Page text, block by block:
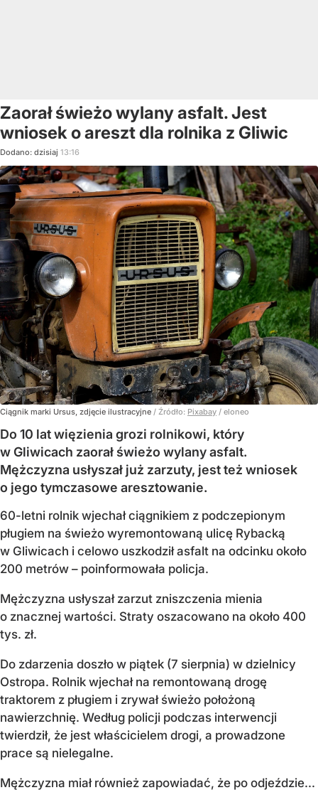
Zaorał świeżo wylany asfalt. Jest
wniosek o areszt dla rolnika z Gliwic
Dodano: dzisiaj 13:16
Ciągnik marki Ursus, zdjęcie ilustracyjne / Źródło: Pixabay / eloneo
Do 10 lat więzienia grozi rolnikowi, który
w Gliwicach zaorał świeżo wylany asfalt.
Mężczyzna usłyszał już zarzuty, jest też wniosek
o jego tymczasowe aresztowanie.
60-letni rolnik wjechał ciągnikiem z podczepionym
pługiem na świeżo wyremontowaną ulicę Rybacką
w Gliwicach i celowo uszkodził asfalt na odcinku około
200 metrów – poinformowała policja.
Mężczyzna usłyszał zarzut zniszczenia mienia
o znacznej wartości. Straty oszacowano na około 400
tys. zł.
Do zdarzenia doszło w piątek (7 sierpnia) w dzielnicy
Ostropa. Rolnik wjechał na remontowaną drogę
traktorem z pługiem i zrywał świeżo położoną
nawierzchnię. Według policji podczas interwencji
twierdził, że jest właścicielem drogi, a prowadzone
prace są nielegalne.
Mężczyzna miał również zapowiadać, że po odjeździe...